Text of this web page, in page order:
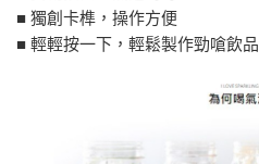
■ 獨創卡榫，操作方便
■ 輕輕按一下，輕鬆製作勁嗆飲品